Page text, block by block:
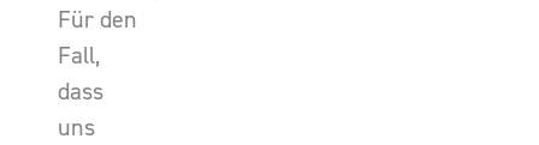
Für den
Fall,
dass
uns